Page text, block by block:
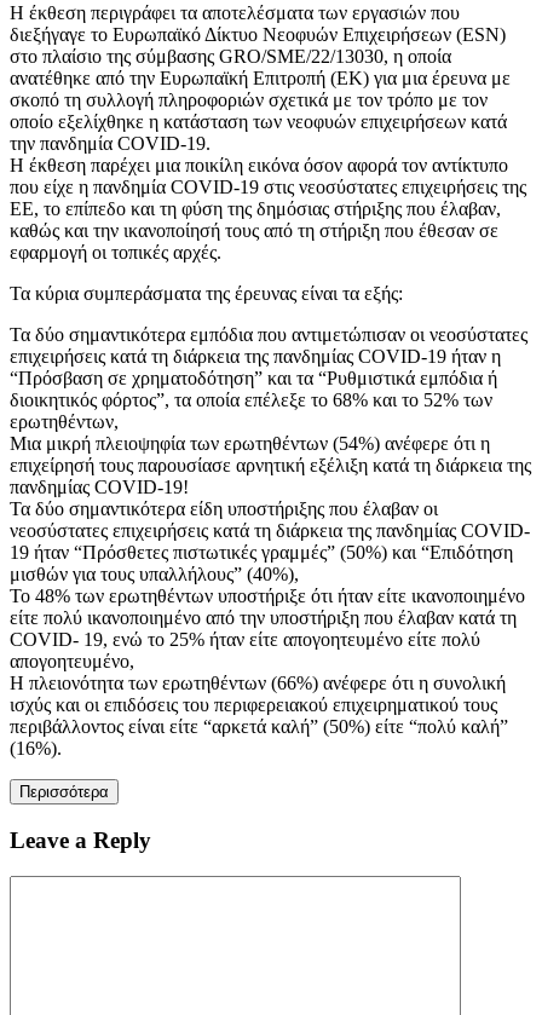
Η έκθεση περιγράφει τα αποτελέσματα των εργασιών που
διεξήγαγε το Ευρωπαϊκό Δίκτυο Νεοφυών Επιχειρήσεων (ESN)
στο πλαίσιο της σύμβασης GRO/SME/22/13030, η οποία
ανατέθηκε από την Ευρωπαϊκή Επιτροπή (ΕΚ) για μια έρευνα με
σκοπό τη συλλογή πληροφοριών σχετικά με τον τρόπο με τον
οποίο εξελίχθηκε η κατάσταση των νεοφυών επιχειρήσεων κατά
την πανδημία COVID-19.
Η έκθεση παρέχει μια ποικίλη εικόνα όσον αφορά τον αντίκτυπο
που είχε η πανδημία COVID-19 στις νεοσύστατες επιχειρήσεις της
ΕΕ, το επίπεδο και τη φύση της δημόσιας στήριξης που έλαβαν,
καθώς και την ικανοποίησή τους από τη στήριξη που έθεσαν σε
εφαρμογή οι τοπικές αρχές.
Τα κύρια συμπεράσματα της έρευνας είναι τα εξής:
Τα δύο σημαντικότερα εμπόδια που αντιμετώπισαν οι νεοσύστατες
επιχειρήσεις κατά τη διάρκεια της πανδημίας COVID-19 ήταν η
“Πρόσβαση σε χρηματοδότηση” και τα “Ρυθμιστικά εμπόδια ή
διοικητικός φόρτος”, τα οποία επέλεξε το 68% και το 52% των
ερωτηθέντων,
Μια μικρή πλειοψηφία των ερωτηθέντων (54%) ανέφερε ότι η
επιχείρησή τους παρουσίασε αρνητική εξέλιξη κατά τη διάρκεια της
πανδημίας COVID-19!
Τα δύο σημαντικότερα είδη υποστήριξης που έλαβαν οι
νεοσύστατες επιχειρήσεις κατά τη διάρκεια της πανδημίας COVID-
19 ήταν “Πρόσθετες πιστωτικές γραμμές” (50%) και “Επιδότηση
μισθών για τους υπαλλήλους” (40%),
Το 48% των ερωτηθέντων υποστήριξε ότι ήταν είτε ικανοποιημένο
είτε πολύ ικανοποιημένο από την υποστήριξη που έλαβαν κατά τη
COVID- 19, ενώ το 25% ήταν είτε απογοητευμένο είτε πολύ
απογοητευμένο,
Η πλειονότητα των ερωτηθέντων (66%) ανέφερε ότι η συνολική
ισχύς και οι επιδόσεις του περιφερειακού επιχειρηματικού τους
περιβάλλοντος είναι είτε “αρκετά καλή” (50%) είτε “πολύ καλή”
(16%).
Περισσότερα
Leave a Reply